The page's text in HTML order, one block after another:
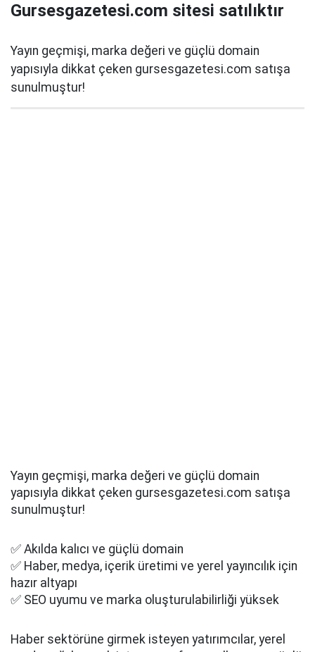
Gursesgazetesi.com sitesi satılıktır
Yayın geçmişi, marka değeri ve güçlü domain
yapısıyla dikkat çeken gursesgazetesi.com satışa
sunulmuştur!
Yayın geçmişi, marka değeri ve güçlü domain
yapısıyla dikkat çeken gursesgazetesi.com satışa
sunulmuştur!
✅ Akılda kalıcı ve güçlü domain
✅ Haber, medya, içerik üretimi ve yerel yayıncılık için
hazır altyapı
✅ SEO uyumu ve marka oluşturulabilirliği yüksek
Haber sektörüne girmek isteyen yatırımcılar, yerel